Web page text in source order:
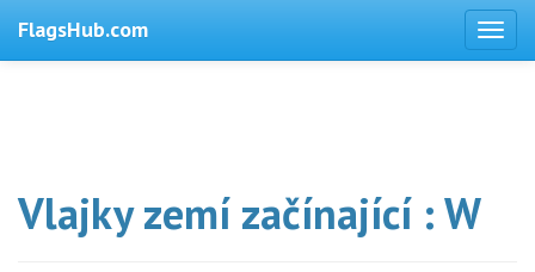
FlagsHub.com
Vlajky zemí začínající : W